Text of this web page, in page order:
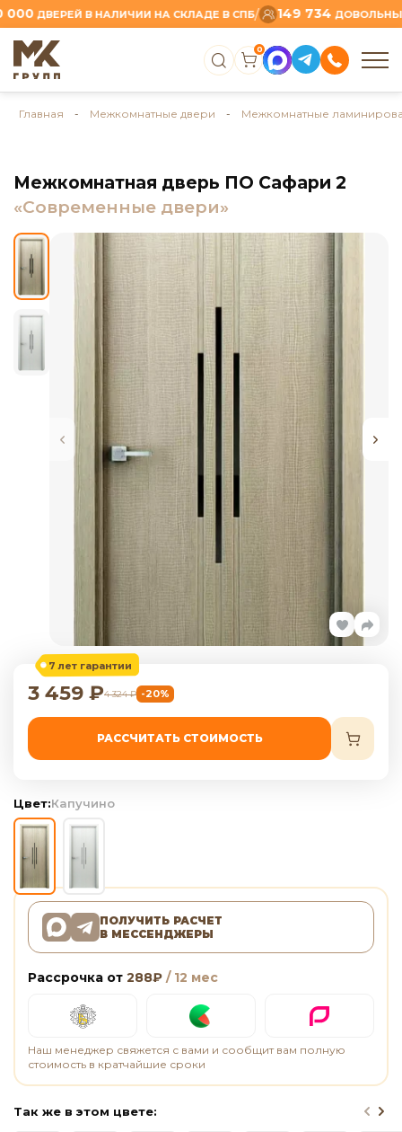
ДВЕРЕЙ В НАЛИЧИИ НА СКЛАДЕ В СПБ / 149 734ДОВОЛЬНЫХ
0
Главная - Межкомнатные двери - Межкомнатные
Межкомнатная дверь ПО Сафари 2
«Современные двери»
7 лет гарантии
3 459 ₽4 324₽ -20%
РАССЧИТАТЬ СТОИМОСТЬ
Цвет:Капучино
ПОЛУЧИТЬ РАСЧЕТ
В МЕССЕНДЖЕРЫ
Рассрочка от 288₽ / 12 мес
Наш менеджер свяжется с вами и сообщит вам полную
стоимость в кратчайшие сроки
Так же в этом цвете: